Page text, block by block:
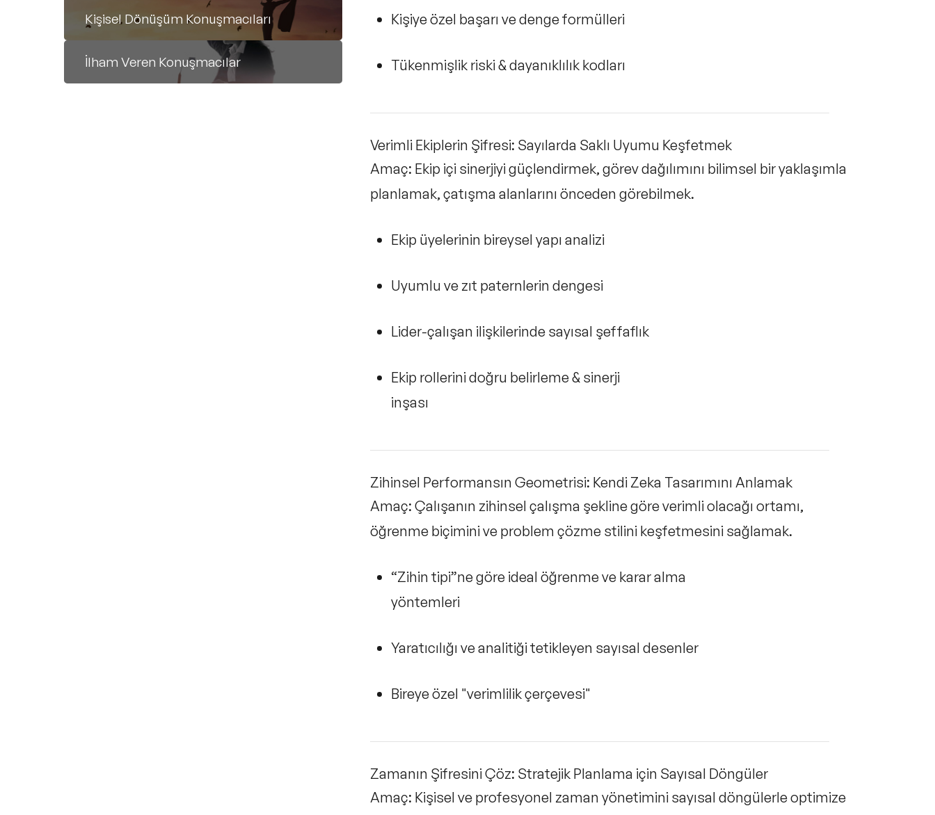
Kişisel Dönüşüm Konuşmacıları
İlham Veren Konuşmacılar
Kişiye özel başarı ve denge formülleri
Tükenmişlik riski & dayanıklılık kodları
Verimli Ekiplerin Şifresi: Sayılarda Saklı Uyumu Keşfetmek
Amaç: Ekip içi sinerjiyi güçlendirmek, görev dağılımını bilimsel bir yaklaşımla
planlamak, çatışma alanlarını önceden görebilmek.
Ekip üyelerinin bireysel yapı analizi
Uyumlu ve zıt paternlerin dengesi
Lider-çalışan ilişkilerinde sayısal şeffaflık
Ekip rollerini doğru belirleme & sinerji
inşası
Zihinsel Performansın Geometrisi: Kendi Zeka Tasarımını Anlamak
Amaç: Çalışanın zihinsel çalışma şekline göre verimli olacağı ortamı,
öğrenme biçimini ve problem çözme stilini keşfetmesini sağlamak.
“Zihin tipi”ne göre ideal öğrenme ve karar alma
yöntemleri
Yaratıcılığı ve analitiği tetikleyen sayısal desenler
Bireye özel "verimlilik çerçevesi"
Zamanın Şifresini Çöz: Stratejik Planlama için Sayısal Döngüler
Amaç: Kişisel ve profesyonel zaman yönetimini sayısal döngülerle optimize